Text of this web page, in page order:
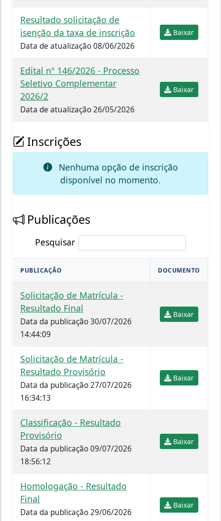
Resultado solicitação de
isenção da taxa de inscrição
Data de atualização 08/06/2026
Baixar
Edital nº 146/2026 - Processo
Seletivo Complementar
2026/2
Data de atualização 26/05/2026
Baixar
Inscrições
Nenhuma opção de inscrição
disponível no momento.
Publicações
Pesquisar
PUBLICAÇÃO DOCUMENTO
Solicitação de Matrícula -
Resultado Final
Data da publicação 30/07/2026
14:44:09
Baixar
Solicitação de Matrícula -
Resultado Provisório
Data da publicação 27/07/2026
16:34:13
Baixar
Classificação - Resultado
Provisório
Data da publicação 09/07/2026
18:56:12
Baixar
Homologação - Resultado
Final
Data da publicação 29/06/2026
Baixar